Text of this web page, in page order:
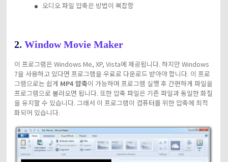
오디오 파일 압축은 방법이 복잡함
2. Window Movie Maker
이 프로그램은 Windows Me, XP, Vista에 제공됩니다. 하지만 Windows
7을 사용하고 있다면 프로그램을 우료로 다운로드 받아야 합니다. 이 프로
그램으로는 쉽게 MP4 압축이 가능하며 프로그램 실행 후 간편하게 파일을
프로그램으로 불러오면 됩니다. 또한 압축 파일은 기존 파일과 동일한 화질
을 유지할 수 있습니다. 그래서 이 프로그램이 컴퓨터를 위한 압축에 최적
화되어 있습니다.